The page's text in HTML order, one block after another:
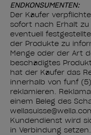
ENDKONSUMENTEN:
Der Käufer
sofort nach Erhalt
eventuell
der Produkte zu
Menge oder der Art
beschädigtes
hat der Käufer das
innerhalb von fünf
reklamieren.
einem Beleg des
Kundendienst wird
in Verbindung setzen.